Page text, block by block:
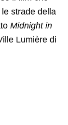
strade della
Midnight in
Lumière di